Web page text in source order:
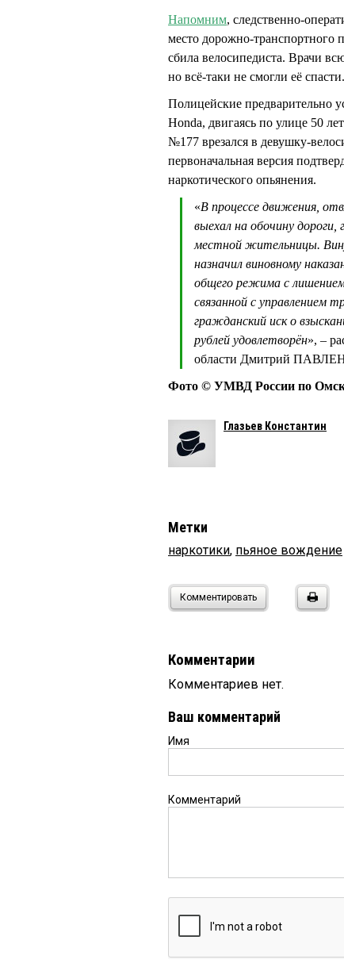
Напомним, следственно-
место дорожно-транспортного
сбила велосипедиста. Врачи
но всё-таки не смогли её спасти.
Полицейские предварительно
Honda, двигаясь по улице 50
№177 врезался в девушку-
первоначальная версия
наркотического опьянения.
«В процессе движения,
выехал на обочину дороги,
местной жительницы.
назначил виновному
общего режима с
связанной с управлением
гражданский иск о
рублей удовлетворён», –
области Дмитрий
Фото © УМВД России по
Глазьев Константин
Метки
наркотики, пьяное вождение
Комментировать
Комментарии
Комментариев нет.
Ваш комментарий
Имя
Комментарий